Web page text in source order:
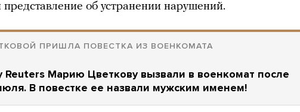
об устранении нарушений.
ПРИШЛА ПОВЕСТКА ИЗ ВОЕНКОМАТА
Reuters Марию Цветкову вызвали в военкомат после
В повестке ее назвали мужским именем!